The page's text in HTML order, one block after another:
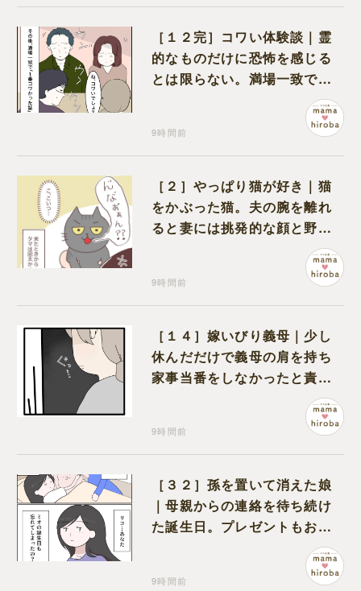
［１２完］コワい体験談｜霊
的なものだけに恐怖を感じる
とは限らない。満場一致でコ
ワいと認定された意外な体験
9時間前
［２］やっぱり猫が好き｜猫
をかぶった猫。夫の腕を離れ
ると妻には挑発的な顔と野太
9時間前
［１４］嫁いびり義母｜少し
休んだだけで義母の肩を持ち
家事当番をしなかったと責め
9時間前
［３２］孫を置いて消えた娘
｜母親からの連絡を待ち続け
た誕生日。プレゼントもお祝
9時間前